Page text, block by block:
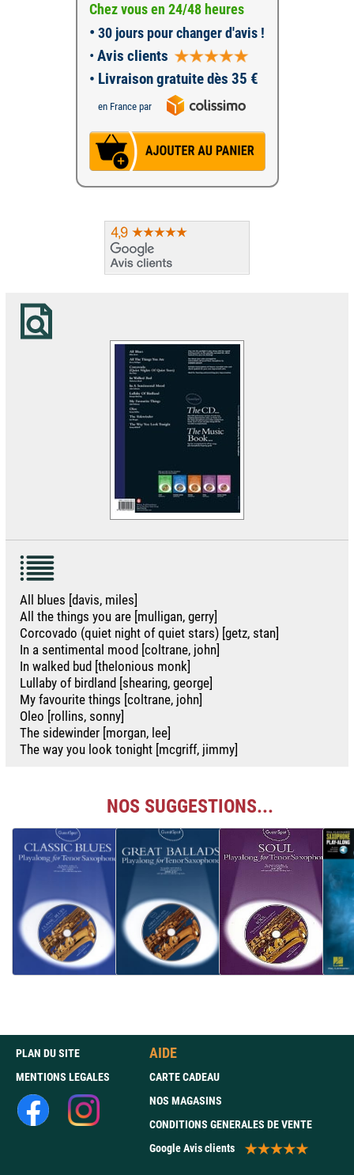
Chez vous en 24/48 heures
• 30 jours pour changer d'avis !
• Avis clients
• Livraison gratuite dès 35 €
en France par
All blues [davis, miles]
All the things you are [mulligan, gerry]
Corcovado (quiet night of quiet stars) [getz, stan]
In a sentimental mood [coltrane, john]
In walked bud [thelonious monk]
Lullaby of birdland [shearing, george]
My favourite things [coltrane, john]
Oleo [rollins, sonny]
The sidewinder [morgan, lee]
The way you look tonight [mcgriff, jimmy]
NOS SUGGESTIONS...
PLAN DU SITE
MENTIONS LEGALES
AIDE
CARTE CADEAU
NOS MAGASINS
CONDITIONS GENERALES DE VENTE
Google Avis clients